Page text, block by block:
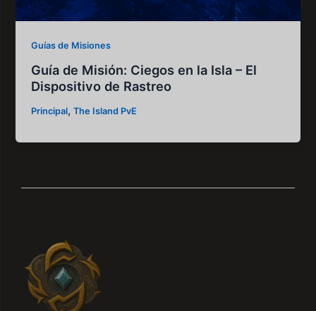
Guías de Misiones
Guía de Misión: Ciegos en la Isla – El
Dispositivo de Rastreo
Principal,The Island PvE